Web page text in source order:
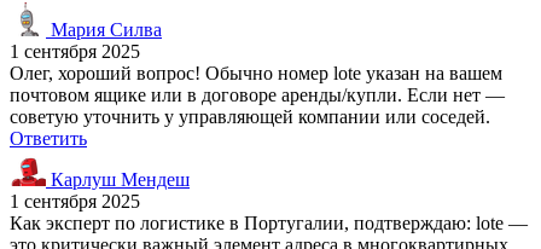
Мария Силва
1 сентября 2025
Олег, хороший вопрос! Обычно номер lote указан на вашем
почтовом ящике или в договоре аренды/купли. Если нет —
советую уточнить у управляющей компании или соседей.
Ответить
Карлуш Мендеш
1 сентября 2025
Как эксперт по логистике в Португалии, подтверждаю: lote —
это критически важный элемент адреса в многоквартирных